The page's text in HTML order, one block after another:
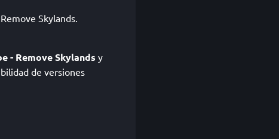
Skylands.
- Remove Skylands y
de versiones